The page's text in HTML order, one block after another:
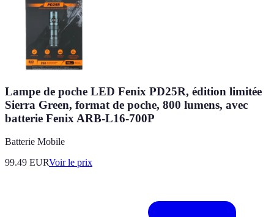
Lampe de poche LED Fenix PD25R, édition limitée
Sierra Green, format de poche, 800 lumens, avec
batterie Fenix ARB-L16-700P
Batterie Mobile
99.49 EURVoir le prix